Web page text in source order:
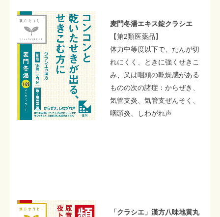
麦門冬湯エキス錠クラシエ
【第2類医薬品】
体力中等度以下で、たんが切
れにくく、ときに強くせきこ
み、又は咽頭の乾燥感がある
ものの次の諸症：からぜき、
気管支炎、気管支ぜんそく、
咽頭炎、しわがれ声
「クラシエ」漢方八味地黄丸